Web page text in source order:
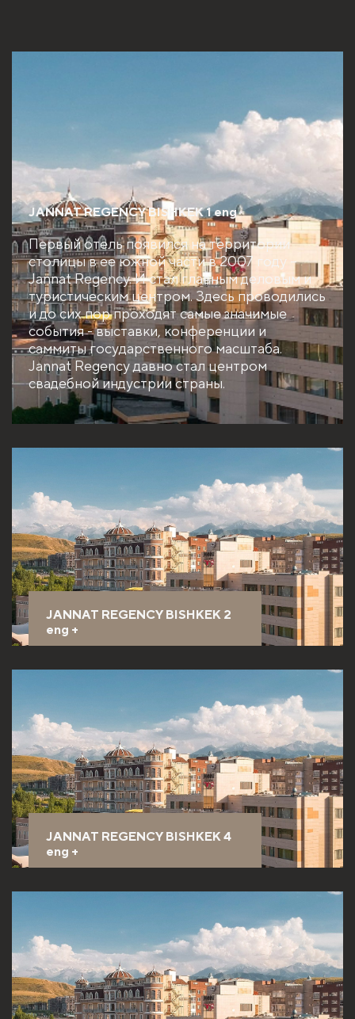
JANNAT REGENCY BISHKEK 1 eng
Первый отель появился на территории
столицы в ее южной части в 2007 году –
Jannat Regency. И стал главным деловым и
туристическим центром. Здесь проводились
и до сих пор проходят самые значимые
события - выставки, конференции и
саммиты государственного масштаба.
Jannat Regency давно стал центром
свадебной индустрии страны.
JANNAT REGENCY BISHKEK 2
eng +
JANNAT REGENCY BISHKEK 4
eng +